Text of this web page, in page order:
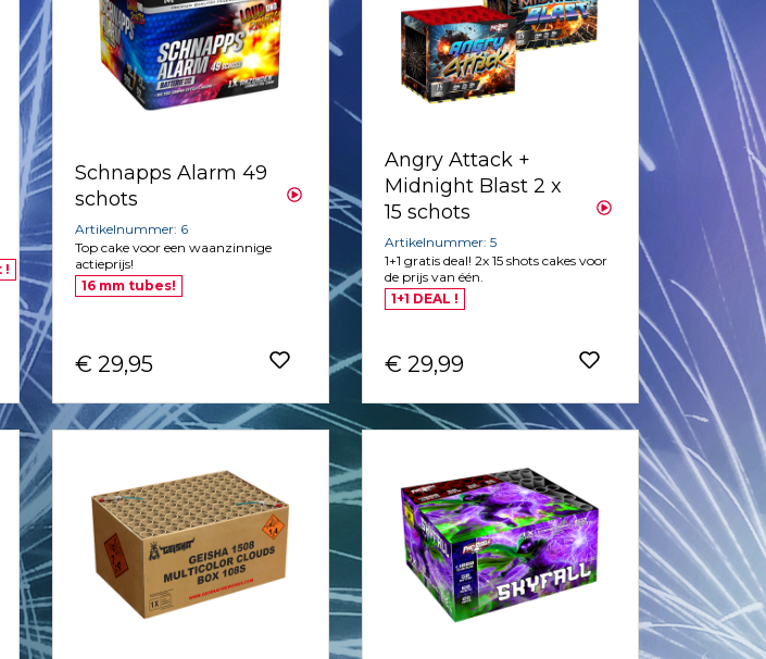
!
Schnapps Alarm 49
schots
Artikelnummer: 6
Top cake voor een waanzinnige
actieprijs!
16 mm tubes!
€ 29,95
Angry Attack +
Midnight Blast 2 x
15 schots
Artikelnummer: 5
1+1 gratis deal! 2x 15 shots cakes voor
de prijs van één.
1+1 DEAL !
€ 29,99